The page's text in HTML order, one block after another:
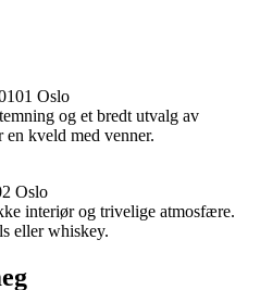
Oslo
og et bredt utvalg av
kveld med venner.
Oslo
interiør og trivelige atmosfære.
eller whiskey.